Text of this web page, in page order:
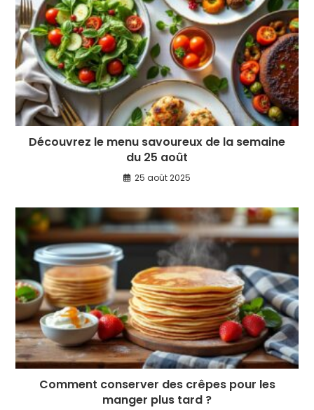
Découvrez le menu savoureux de la semaine
du 25 août
25 août 2025
Comment conserver des crêpes pour les
manger plus tard ?